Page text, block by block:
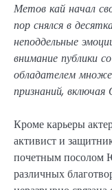
Метов кай начал
пор снялся в
неподдельные
внимание публики
обладателем
признаний, включая
Кроме карьеры
активист и
почетным посолом
различных